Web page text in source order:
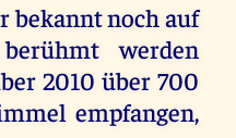
bekannt noch auf
werden
2010 über 700
empfangen,